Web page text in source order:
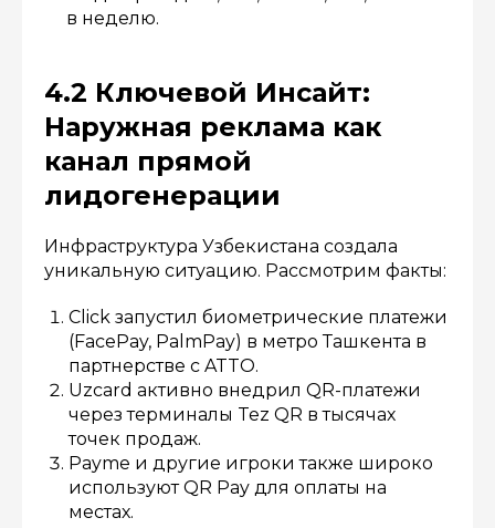
в неделю.
4.2 Ключевой Инсайт:
Наружная реклама как
канал прямой
лидогенерации
Инфраструктура Узбекистана создала
уникальную ситуацию. Рассмотрим факты:
Click запустил биометрические платежи
(FacePay, PalmPay) в метро Ташкента в
партнерстве с ATTO.
Uzcard активно внедрил QR-платежи
через терминалы Tez QR в тысячах
точек продаж.
Payme и другие игроки также широко
используют QR Pay для оплаты на
местах.